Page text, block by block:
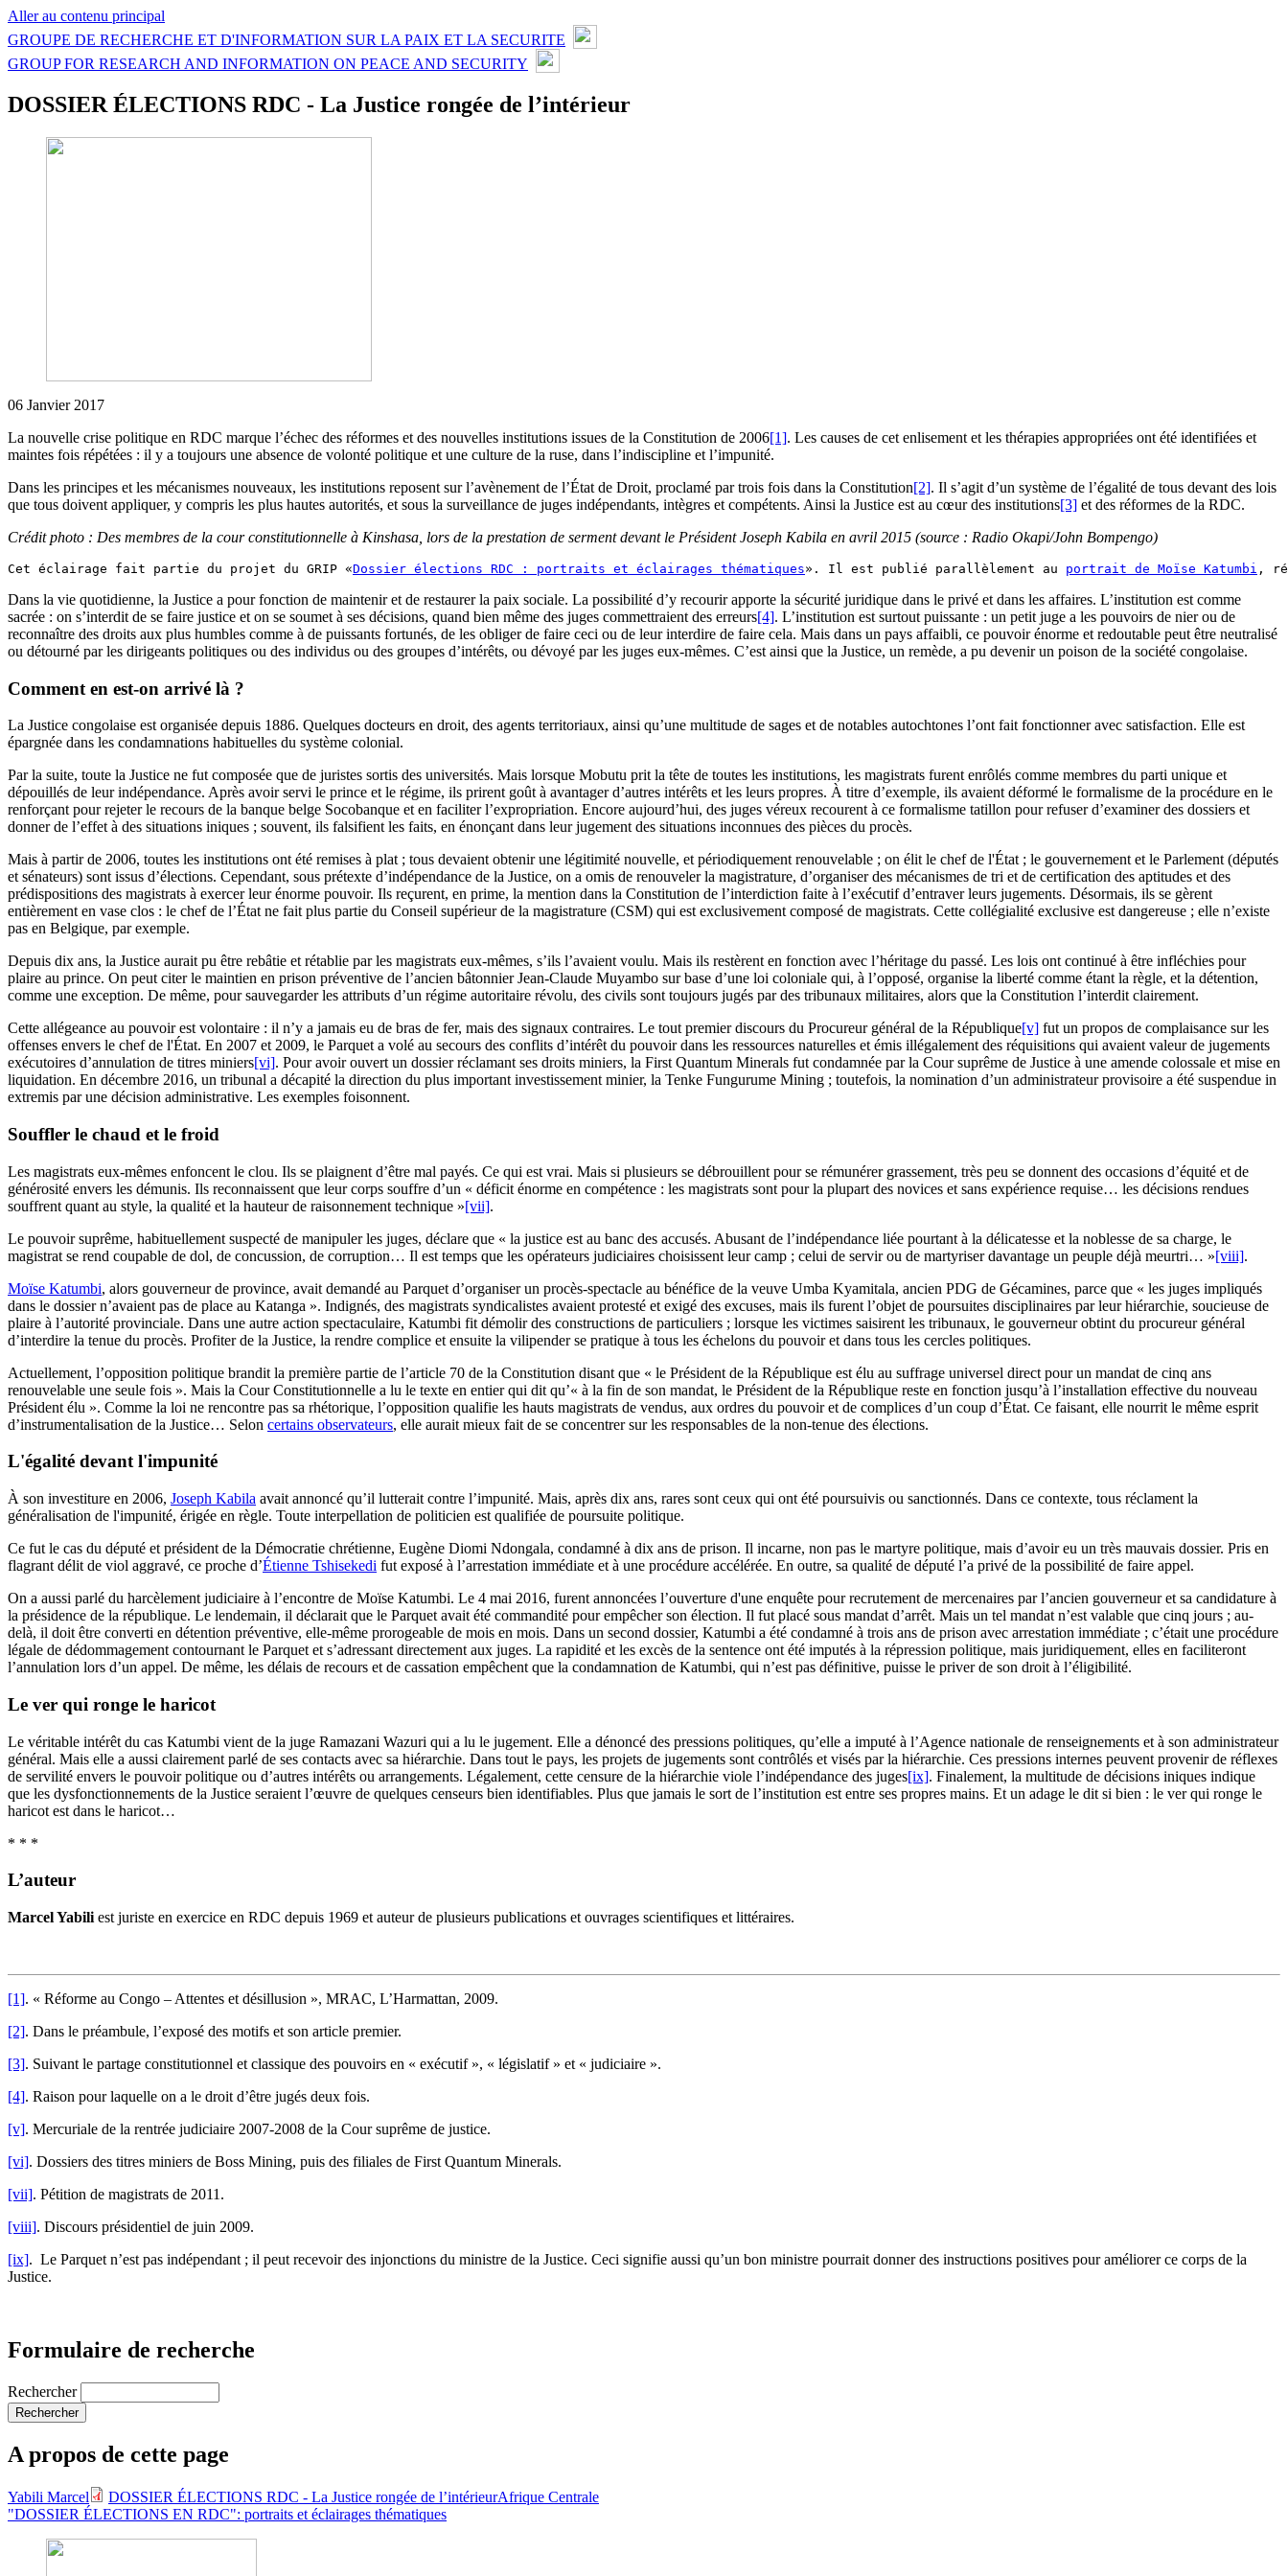
Aller au contenu principal
GROUPE DE RECHERCHE ET D'INFORMATION SUR LA PAIX ET LA SECURITE
GROUP FOR RESEARCH AND INFORMATION ON PEACE AND SECURITY
DOSSIER ÉLECTIONS RDC - La Justice rongée de l’intérieur
06 Janvier 2017
La nouvelle crise politique en RDC marque l’échec des réformes et des nouvelles institutions issues de la Constitution de 2006[1]. Les causes de cet enlisement et les thérapies appropriées ont été identifiées et
maintes fois répétées : il y a toujours une absence de volonté politique et une culture de la ruse, dans l’indiscipline et l’impunité.
Dans les principes et les mécanismes nouveaux, les institutions reposent sur l’avènement de l’État de Droit, proclamé par trois fois dans la Constitution[2]. Il s’agit d’un système de l’égalité de tous devant des lois
que tous doivent appliquer, y compris les plus hautes autorités, et sous la surveillance de juges indépendants, intègres et compétents. Ainsi la Justice est au cœur des institutions[3] et des réformes de la RDC.
Crédit photo : Des membres de la cour constitutionnelle à Kinshasa, lors de la prestation de serment devant le Président Joseph Kabila en avril 2015 (source : Radio Okapi/John Bompengo)
Cet éclairage fait partie du projet du GRIP «Dossier élections RDC : portraits et éclairages thématiques». Il est publié parallèlement au portrait de Moïse Katumbi ,
Dans la vie quotidienne, la Justice a pour fonction de maintenir et de restaurer la paix sociale. La possibilité d’y recourir apporte la sécurité juridique dans le privé et dans les affaires. L’institution est comme
sacrée : on s’interdit de se faire justice et on se soumet à ses décisions, quand bien même des juges commettraient des erreurs[4]. L’institution est surtout puissante : un petit juge a les pouvoirs de nier ou de
reconnaître des droits aux plus humbles comme à de puissants fortunés, de les obliger de faire ceci ou de leur interdire de faire cela. Mais dans un pays affaibli, ce pouvoir énorme et redoutable peut être neutralisé
ou détourné par les dirigeants politiques ou des individus ou des groupes d’intérêts, ou dévoyé par les juges eux-mêmes. C’est ainsi que la Justice, un remède, a pu devenir un poison de la société congolaise.
Comment en est-on arrivé là ?
La Justice congolaise est organisée depuis 1886. Quelques docteurs en droit, des agents territoriaux, ainsi qu’une multitude de sages et de notables autochtones l’ont fait fonctionner avec satisfaction. Elle est
épargnée dans les condamnations habituelles du système colonial.
Par la suite, toute la Justice ne fut composée que de juristes sortis des universités. Mais lorsque Mobutu prit la tête de toutes les institutions, les magistrats furent enrôlés comme membres du parti unique et
dépouillés de leur indépendance. Après avoir servi le prince et le régime, ils prirent goût à avantager d’autres intérêts et les leurs propres. À titre d’exemple, ils avaient déformé le formalisme de la procédure en le
renforçant pour rejeter le recours de la banque belge Socobanque et en faciliter l’expropriation. Encore aujourd’hui, des juges véreux recourent à ce formalisme tatillon pour refuser d’examiner des dossiers et
donner de l’effet à des situations iniques ; souvent, ils falsifient les faits, en énonçant dans leur jugement des situations inconnues des pièces du procès.
Mais à partir de 2006, toutes les institutions ont été remises à plat ; tous devaient obtenir une légitimité nouvelle, et périodiquement renouvelable ; on élit le chef de l'État ; le gouvernement et le Parlement (députés
et sénateurs) sont issus d’élections. Cependant, sous prétexte d’indépendance de la Justice, on a omis de renouveler la magistrature, d’organiser des mécanismes de tri et de certification des aptitudes et des
prédispositions des magistrats à exercer leur énorme pouvoir. Ils reçurent, en prime, la mention dans la Constitution de l’interdiction faite à l’exécutif d’entraver leurs jugements. Désormais, ils se gèrent
entièrement en vase clos : le chef de l’État ne fait plus partie du Conseil supérieur de la magistrature (CSM) qui est exclusivement composé de magistrats. Cette collégialité exclusive est dangereuse ; elle n’existe
pas en Belgique, par exemple.
Depuis dix ans, la Justice aurait pu être rebâtie et rétablie par les magistrats eux-mêmes, s’ils l’avaient voulu. Mais ils restèrent en fonction avec l’héritage du passé. Les lois ont continué à être infléchies pour
plaire au prince. On peut citer le maintien en prison préventive de l’ancien bâtonnier Jean-Claude Muyambo sur base d’une loi coloniale qui, à l’opposé, organise la liberté comme étant la règle, et la détention,
comme une exception. De même, pour sauvegarder les attributs d’un régime autoritaire révolu, des civils sont toujours jugés par des tribunaux militaires, alors que la Constitution l’interdit clairement.
Cette allégeance au pouvoir est volontaire : il n’y a jamais eu de bras de fer, mais des signaux contraires. Le tout premier discours du Procureur général de la République[v] fut un propos de complaisance sur les
offenses envers le chef de l'État. En 2007 et 2009, le Parquet a volé au secours des conflits d’intérêt du pouvoir dans les ressources naturelles et émis illégalement des réquisitions qui avaient valeur de jugements
exécutoires d’annulation de titres miniers[vi]. Pour avoir ouvert un dossier réclamant ses droits miniers, la First Quantum Minerals fut condamnée par la Cour suprême de Justice à une amende colossale et mise en
liquidation. En décembre 2016, un tribunal a décapité la direction du plus important investissement minier, la Tenke Fungurume Mining ; toutefois, la nomination d’un administrateur provisoire a été suspendue in
extremis par une décision administrative. Les exemples foisonnent.
Souffler le chaud et le froid
Les magistrats eux-mêmes enfoncent le clou. Ils se plaignent d’être mal payés. Ce qui est vrai. Mais si plusieurs se débrouillent pour se rémunérer grassement, très peu se donnent des occasions d’équité et de
générosité envers les démunis. Ils reconnaissent que leur corps souffre d’un « déficit énorme en compétence : les magistrats sont pour la plupart des novices et sans expérience requise… les décisions rendues
souffrent quant au style, la qualité et la hauteur de raisonnement technique »[vii].
Le pouvoir suprême, habituellement suspecté de manipuler les juges, déclare que « la justice est au banc des accusés. Abusant de l’indépendance liée pourtant à la délicatesse et la noblesse de sa charge, le
magistrat se rend coupable de dol, de concussion, de corruption… Il est temps que les opérateurs judiciaires choisissent leur camp ; celui de servir ou de martyriser davantage un peuple déjà meurtri… »[viii].
Moïse Katumbi, alors gouverneur de province, avait demandé au Parquet d’organiser un procès-spectacle au bénéfice de la veuve Umba Kyamitala, ancien PDG de Gécamines, parce que « les juges impliqués
dans le dossier n’avaient pas de place au Katanga ». Indignés, des magistrats syndicalistes avaient protesté et exigé des excuses, mais ils furent l’objet de poursuites disciplinaires par leur hiérarchie, soucieuse de
plaire à l’autorité provinciale. Dans une autre action spectaculaire, Katumbi fit démolir des constructions de particuliers ; lorsque les victimes saisirent les tribunaux, le gouverneur obtint du procureur général
d’interdire la tenue du procès. Profiter de la Justice, la rendre complice et ensuite la vilipender se pratique à tous les échelons du pouvoir et dans tous les cercles politiques.
Actuellement, l’opposition politique brandit la première partie de l’article 70 de la Constitution disant que « le Président de la République est élu au suffrage universel direct pour un mandat de cinq ans
renouvelable une seule fois ». Mais la Cour Constitutionnelle a lu le texte en entier qui dit qu’« à la fin de son mandat, le Président de la République reste en fonction jusqu’à l’installation effective du nouveau
Président élu ». Comme la loi ne rencontre pas sa rhétorique, l’opposition qualifie les hauts magistrats de vendus, aux ordres du pouvoir et de complices d’un coup d’État. Ce faisant, elle nourrit le même esprit
d’instrumentalisation de la Justice… Selon certains observateurs, elle aurait mieux fait de se concentrer sur les responsables de la non-tenue des élections.
L'égalité devant l'impunité
À son investiture en 2006, Joseph Kabila avait annoncé qu’il lutterait contre l’impunité. Mais, après dix ans, rares sont ceux qui ont été poursuivis ou sanctionnés. Dans ce contexte, tous réclament la
généralisation de l'impunité, érigée en règle. Toute interpellation de politicien est qualifiée de poursuite politique.
Ce fut le cas du député et président de la Démocratie chrétienne, Eugène Diomi Ndongala, condamné à dix ans de prison. Il incarne, non pas le martyre politique, mais d’avoir eu un très mauvais dossier. Pris en
flagrant délit de viol aggravé, ce proche d’Étienne Tshisekedi fut exposé à l’arrestation immédiate et à une procédure accélérée. En outre, sa qualité de député l’a privé de la possibilité de faire appel.
On a aussi parlé du harcèlement judiciaire à l’encontre de Moïse Katumbi. Le 4 mai 2016, furent annoncées l’ouverture d'une enquête pour recrutement de mercenaires par l’ancien gouverneur et sa candidature à
la présidence de la république. Le lendemain, il déclarait que le Parquet avait été commandité pour empêcher son élection. Il fut placé sous mandat d’arrêt. Mais un tel mandat n’est valable que cinq jours ; au-
delà, il doit être converti en détention préventive, elle-même prorogeable de mois en mois. Dans un second dossier, Katumbi a été condamné à trois ans de prison avec arrestation immédiate ; c’était une procédure
légale de dédommagement contournant le Parquet et s’adressant directement aux juges. La rapidité et les excès de la sentence ont été imputés à la répression politique, mais juridiquement, elles en faciliteront
l’annulation lors d’un appel. De même, les délais de recours et de cassation empêchent que la condamnation de Katumbi, qui n’est pas définitive, puisse le priver de son droit à l’éligibilité.
Le ver qui ronge le haricot
Le véritable intérêt du cas Katumbi vient de la juge Ramazani Wazuri qui a lu le jugement. Elle a dénoncé des pressions politiques, qu’elle a imputé à l’Agence nationale de renseignements et à son administrateur
général. Mais elle a aussi clairement parlé de ses contacts avec sa hiérarchie. Dans tout le pays, les projets de jugements sont contrôlés et visés par la hiérarchie. Ces pressions internes peuvent provenir de réflexes
de servilité envers le pouvoir politique ou d’autres intérêts ou arrangements. Légalement, cette censure de la hiérarchie viole l’indépendance des juges[ix]. Finalement, la multitude de décisions iniques indique
que les dysfonctionnements de la Justice seraient l’œuvre de quelques censeurs bien identifiables. Plus que jamais le sort de l’institution est entre ses propres mains. Et un adage le dit si bien : le ver qui ronge le
haricot est dans le haricot…
* * *
L’auteur
Marcel Yabili est juriste en exercice en RDC depuis 1969 et auteur de plusieurs publications et ouvrages scientifiques et littéraires.
[1]. « Réforme au Congo – Attentes et désillusion », MRAC, L’Harmattan, 2009.
[2]. Dans le préambule, l’exposé des motifs et son article premier.
[3]. Suivant le partage constitutionnel et classique des pouvoirs en « exécutif », « législatif » et « judiciaire ».
[4]. Raison pour laquelle on a le droit d’être jugés deux fois.
[v]. Mercuriale de la rentrée judiciaire 2007-2008 de la Cour suprême de justice.
[vi]. Dossiers des titres miniers de Boss Mining, puis des filiales de First Quantum Minerals.
[vii]. Pétition de magistrats de 2011.
[viii]. Discours présidentiel de juin 2009.
[ix]. Le Parquet n’est pas indépendant ; il peut recevoir des injonctions du ministre de la Justice. Ceci signifie aussi qu’un bon ministre pourrait donner des instructions positives pour améliorer ce corps de la
Justice.
Formulaire de recherche
Rechercher
A propos de cette page
Yabili Marcel DOSSIER ÉLECTIONS RDC - La Justice rongée de l’intérieurAfrique Centrale
"DOSSIER ÉLECTIONS EN RDC": portraits et éclairages thématiques